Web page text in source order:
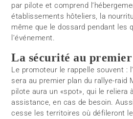
par pilote et comprend
établissements hôteliers, la
même que le dossard pendant les
l’événement.
La sécurité au
Le promoteur le rappelle souvent :
sera au premier plan du rallye-raid
pilote aura un «spot», qui le reliera
assistance, en cas de besoin.
cesse les territoires où défileront